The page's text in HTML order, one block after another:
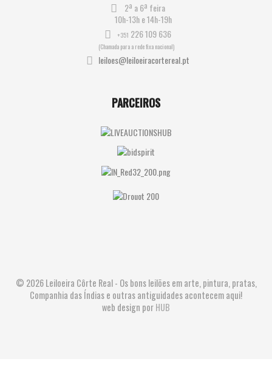
2ª a 6ª feira
10h-13h e 14h-19h
+351 226 109 636
(Chamada para a rede fixa nacional)
leiloes@leiloeiracortereal.pt
PARCEIROS
© 2026 Leiloeira Côrte Real - Os bons leilões em arte, pintura, pratas,
Companhia das Índias e outras antiguidades acontecem aqui!
web design porHUB